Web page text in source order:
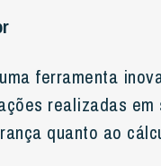
ferramenta
realizadas
quanto ao